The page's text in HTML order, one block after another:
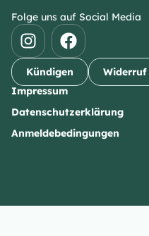
Folge uns auf Social Media
Kündigen
Widerruf
Impressum
Datenschutzerklärung
Anmeldebedingungen